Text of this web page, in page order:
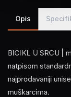
Opis
BICIKL U SRCU |
natpisom
najprodavaniji
muškarcima.